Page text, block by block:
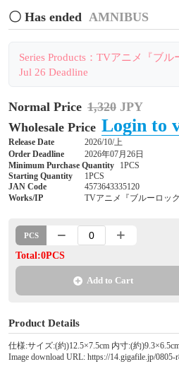
〇 Has ended AMNIBUS
Series Products：TVアニメ『ブ
Jul 26 Deadline
Normal Price 1,320 JPY
Wholesale Price Login to
Release Date
2026/10/上
Order Deadline
2026年07月26日
Minimum Purchase Quantity
1PCS
Starting Quantity
1PCS
JAN Code
4573643335120
Works/IP
TVアニメ『ブルーロック
PCS
Total:0PCS
Add to Cart
Product Details
仕様:サイズ:(約)12.5×7.5cm 内寸:(約
Image download URL: https://14.gigafile.jp/0805-